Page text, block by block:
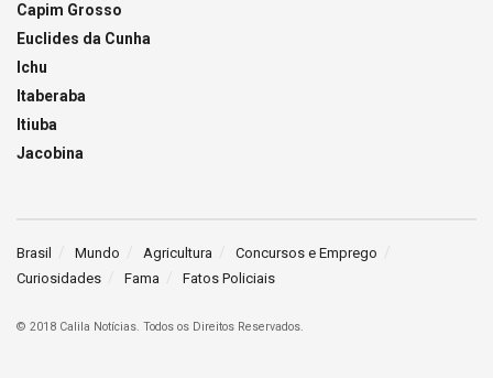
Capim Grosso
Euclides da Cunha
Ichu
Itaberaba
Itiuba
Jacobina
Brasil Mundo Agricultura
Concursos e Emprego
Curiosidades
Fama Fatos Policiais
© 2018 Calila Notícias. Todos os Direitos Reservados.